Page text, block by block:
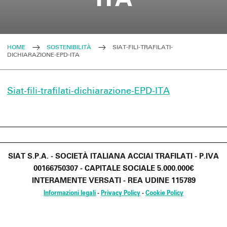
HOME SOSTENIBILITÀ
SIAT-FILI-TRAFILATI-
DICHIARAZIONE-EPD-ITA
Siat-fili-trafilati-dichiarazione-EPD-ITA
SIAT S.P.A. - SOCIETÀ ITALIANA ACCIAI TRAFILATI - P.IVA
00166750307 - CAPITALE SOCIALE 5.000.000€
INTERAMENTE VERSATI - REA UDINE 115789
Informazioni legali - Privacy Policy - Cookie Policy